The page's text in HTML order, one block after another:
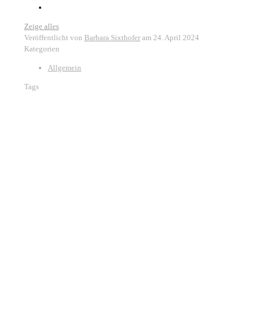
Zeige alles
Veröffentlicht von Barbara Sixthofer am 24. April 2024
Kategorien
Allgemein
Tags